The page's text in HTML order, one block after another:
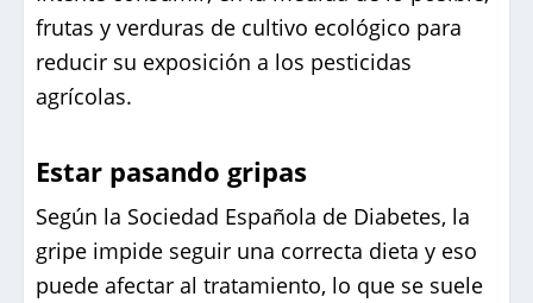
frutas y verduras de cultivo ecológico para
reducir su exposición a los pesticidas
agrícolas.
Estar pasando gripas
Según la Sociedad Española de Diabetes, la
gripe impide seguir una correcta dieta y eso
puede afectar al tratamiento, lo que se suele